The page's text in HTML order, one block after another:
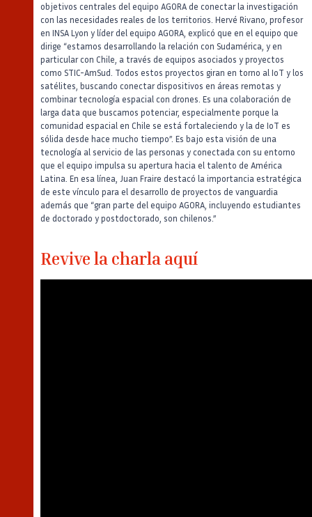
objetivos centrales del equipo AGORA de conectar la investigación
con las necesidades reales de los territorios. Hervé Rivano, profesor
en INSA Lyon y líder del equipo AGORA, explicó que en el equipo que
dirige “estamos desarrollando la relación con Sudamérica, y en
particular con Chile, a través de equipos asociados y proyectos
como STIC-AmSud. Todos estos proyectos giran en torno al IoT y los
satélites, buscando conectar dispositivos en áreas remotas y
combinar tecnología espacial con drones. Es una colaboración de
larga data que buscamos potenciar, especialmente porque la
comunidad espacial en Chile se está fortaleciendo y la de IoT es
sólida desde hace mucho tiempo”. Es bajo esta visión de una
tecnología al servicio de las personas y conectada con su entorno
que el equipo impulsa su apertura hacia el talento de América
Latina. En esa línea, Juan Fraire destacó la importancia estratégica
de este vínculo para el desarrollo de proyectos de vanguardia
además que “gran parte del equipo AGORA, incluyendo estudiantes
de doctorado y postdoctorado, son chilenos.”
Revive la charla aquí